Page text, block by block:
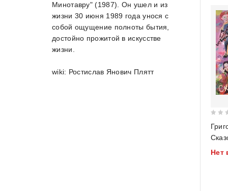
out
of
5
Нет
Минотавру" (1987). Он ушел и из
жизни 30 июня 1989 года унося с
собой ощущение полноты бытия,
достойно прожитой в искусстве
жизни.
wiki: Ростислав Янович Плятт